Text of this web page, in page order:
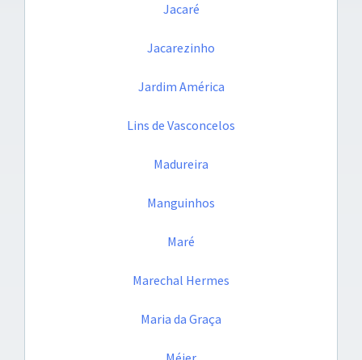
Jacaré
Jacarezinho
Jardim América
Lins de Vasconcelos
Madureira
Manguinhos
Maré
Marechal Hermes
Maria da Graça